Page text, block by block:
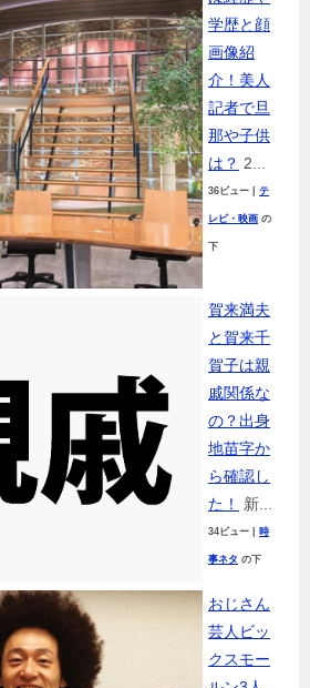
学歴と顔
画像紹
介！美人
記者で旦
那や子供
は？ 2...
36ビュー テ
レビ・映画 の
下
賀来満夫
と賀来千
賀子は親
戚関係な
の？出身
地苗字か
ら確認し
た！
新...
34ビュー 時
事ネタ の下
おじさん
芸人ビッ
クスモー